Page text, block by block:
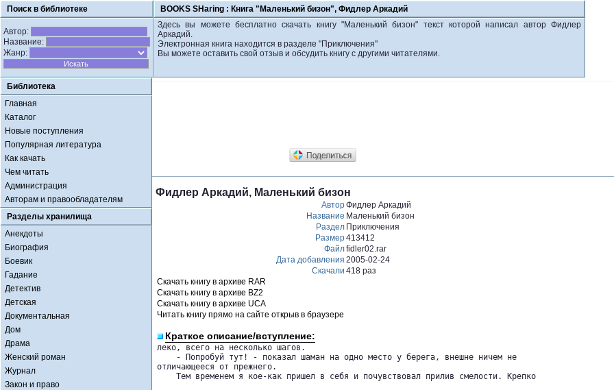
Поиск в библиотеке BOOKS SHaring : Книга "Маленький бизон", Фидлер Аркадий
Автор:
Название:
Жанр:
Здесь вы можете бесплатно скачать книгу "Маленький бизон" текст которой написал автор Фидлер
Аркадий.
Электронная книга находится в разделе "Приключения"
Вы можете оставить свой отзыв и обсудить книгу с другими читателями.
Библиотека
Главная
Каталог
Новые поступления
Популярная литература
Как качать
Чем читать
Администрация
Авторам и правообладателям
Разделы хранилища
Анекдоты
Биография
Боевик
Гадание
Детектив
Детская
Документальная
Дом
Драма
Женский роман
Журнал
Закон и право
Фидлер Аркадий, Маленький бизон
АвторФидлер Аркадий
Название Маленький бизон
Раздел Приключения
Размер413412
Файлfidler02.rar
Дата добавления 2005-02-24
Скачали 418 раз
Скачать книгу в архиве RAR
Скачать книгу в архиве BZ2
Скачать книгу в архиве UCA
Читать книгу прямо на сайте открыв в браузере
Краткое описание/вступление:
леко, всего на несколько шагов.
    - Попробуй тут! - показал шаман на одно место у берега, внешне ничем не
отличающееся от прежнего.
    Тем временем я кое-как пришел в себя и почувствовал прилив смелости. Крепко